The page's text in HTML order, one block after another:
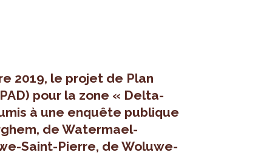
2019, le projet de Plan
pour la zone « Delta-
à une enquête publique
de Watermael-
Saint-Pierre, de Woluwe-